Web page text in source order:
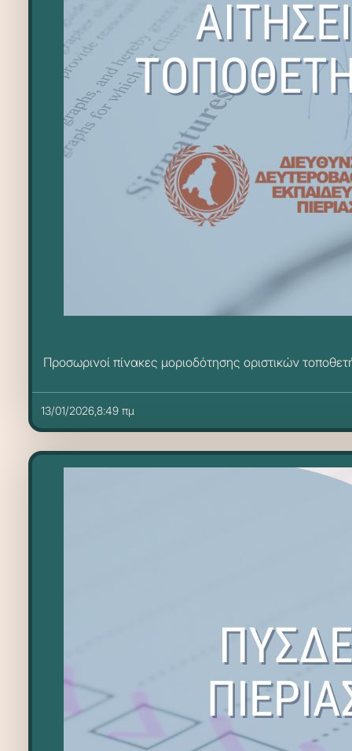
Προσωρινοί πίνακες μοριοδότησης οριστικών
13/01/2026,8:49 πμ